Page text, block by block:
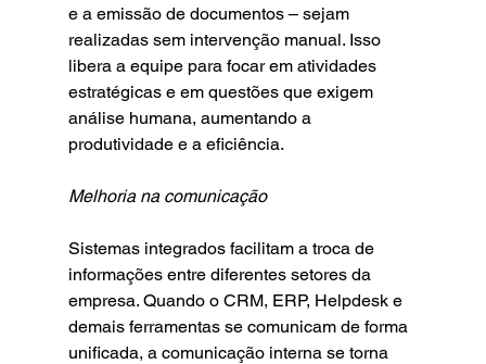
e a emissão de documentos – sejam
realizadas sem intervenção manual. Isso
libera a equipe para focar em atividades
estratégicas e em questões que exigem
análise humana, aumentando a
produtividade e a eficiência.
Melhoria na comunicação
Sistemas integrados facilitam a troca de
informações entre diferentes setores da
empresa. Quando o CRM, ERP, Helpdesk e
demais ferramentas se comunicam de forma
unificada, a comunicação interna se torna